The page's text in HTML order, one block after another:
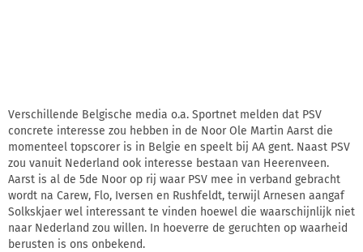
Verschillende Belgische media o.a. Sportnet melden dat PSV
concrete interesse zou hebben in de Noor Ole Martin Aarst die
momenteel topscorer is in Belgie en speelt bij AA gent. Naast PSV
zou vanuit Nederland ook interesse bestaan van Heerenveen.
Aarst is al de 5de Noor op rij waar PSV mee in verband gebracht
wordt na Carew, Flo, Iversen en Rushfeldt, terwijl Arnesen aangaf
Solkskjaer wel interessant te vinden hoewel die waarschijnlijk niet
naar Nederland zou willen. In hoeverre de geruchten op waarheid
berusten is ons onbekend.